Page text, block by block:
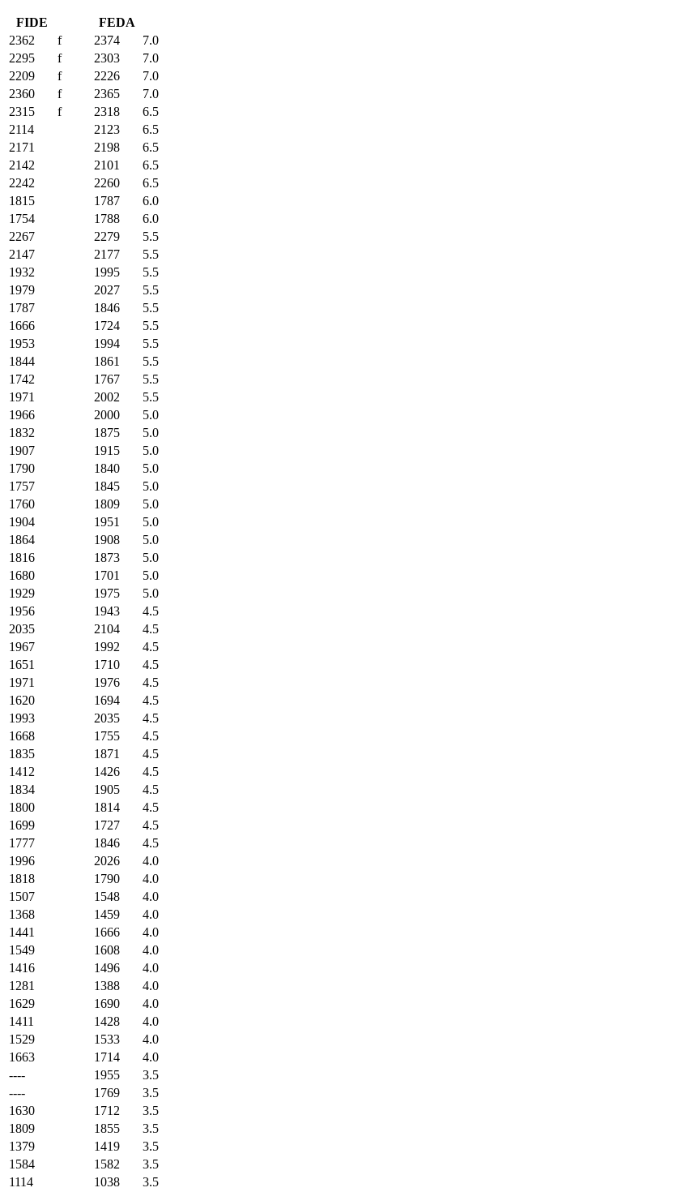
FIDE
FEDA
2362 f 2374
7.0
2295 f 2303
7.0
2209 f 2226
7.0
2360 f 2365
7.0
2315 f 2318
6.5
2114 2123
6.5
2171 2198
6.5
2142 2101
6.5
2242 2260
6.5
1815 1787
6.0
1754 1788
6.0
2267 2279
5.5
2147 2177
5.5
1932 1995
5.5
1979 2027
5.5
1787 1846
5.5
1666 1724
5.5
1953 1994
5.5
1844 1861
5.5
1742 1767
5.5
1971 2002
5.5
1966 2000
5.0
1832 1875
5.0
1907 1915
5.0
1790 1840
5.0
1757 1845
5.0
1760 1809
5.0
1904 1951
5.0
1864 1908
5.0
1816 1873
5.0
1680 1701
5.0
1929 1975
5.0
1956 1943
4.5
2035 2104
4.5
1967 1992
4.5
1651 1710
4.5
1971 1976
4.5
1620 1694
4.5
1993 2035
4.5
1668 1755
4.5
1835 1871
4.5
1412 1426
4.5
1834 1905
4.5
1800 1814
4.5
1699 1727
4.5
1777 1846
4.5
1996 2026
4.0
1818 1790
4.0
1507 1548
4.0
1368 1459
4.0
1441 1666
4.0
1549 1608
4.0
1416 1496
4.0
1281 1388
4.0
1629 1690
4.0
1411 1428
4.0
1529 1533
4.0
1663 1714
4.0
---- 1955
3.5
---- 1769
3.5
1630 1712
3.5
1809 1855
3.5
1379 1419
3.5
1584 1582
3.5
1114 1038
3.5